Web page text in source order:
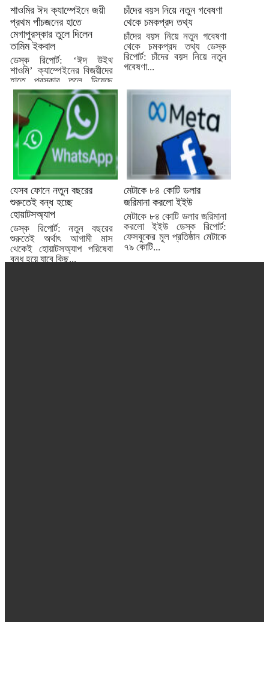
শাওমির ঈদ ক্যাম্পেইনে জয়ী
প্রথম পাঁচজনের হাতে
মেগাপুরস্কার তুলে দিলেন
তামিম ইকবাল
ডেস্ক রিপোর্ট: ‘ঈদ উইথ
শাওমি’ ক্যাম্পেইনের বিজয়ীদের
হাতে পুরস্কার তুলে দিয়েছে
দেশের এক নম্বর স্মার্টফোন...
চাঁদের বয়স নিয়ে নতুন গবেষণা
থেকে চমকপ্রদ তথ্য
চাঁদের বয়স নিয়ে নতুন গবেষণা
থেকে চমকপ্রদ তথ্য ডেস্ক
রিপোর্ট: চাঁদের বয়স নিয়ে নতুন
গবেষণা...
যেসব ফোনে নতুন বছরের
শুরুতেই বন্ধ হচ্ছে
হোয়াটসঅ্যাপ
ডেস্ক রিপোর্ট: নতুন বছরের
শুরুতেই অর্থাৎ আগামী মাস
থেকেই হোয়াটসঅ্যাপ পরিষেবা
বন্ধ হয়ে যাবে কিছু...
মেটাকে ৮৪ কোটি ডলার
জরিমানা করলো ইইউ
মেটাকে ৮৪ কোটি ডলার জরিমানা
করলো ইইউ ডেস্ক রিপোর্ট:
ফেসবুকের মূল প্রতিষ্ঠান মেটাকে
৭৯ কোটি...